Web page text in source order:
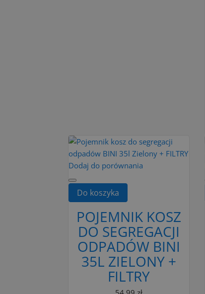
Dodaj do porównania
Do koszyka
POJEMNIK KOSZ
DO SEGREGACJI
ODPADÓW BINI
35L ZIELONY +
FILTRY